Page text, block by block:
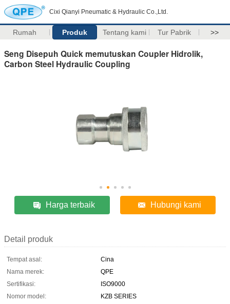
Cixi Qianyi Pneumatic & Hydraulic Co.,Ltd.
Rumah Produk Tentang kami Tur Pabrik >>
Seng Disepuh Quick memutuskan Coupler Hidrolik,
Carbon Steel Hydraulic Coupling
Harga terbaik Hubungi kami
Detail produk
Tempat asal:
Cina
Nama merek:
QPE
Sertifikasi:
ISO9000
Nomor model:
KZB SERIES